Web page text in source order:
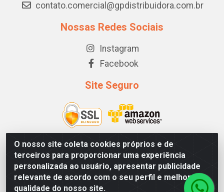
O nosso site coleta cookies próprios e de
terceiros para proporcionar uma experiência
personalizada ao usuário, apresentar publicidade
relevante de acordo com o seu perfil e melhorar a
qualidade do nosso site.
contato.comercial@gpdistribuidora.com.br
Nossas Redes Sociais
Instagram
Facebook
Site Seguro
GP DISTRIBUIDORA - STRC TRECHO 1, LOTE 03/04 CJ A - SIA
- Brasília/DF - CEP 71225-510 - CNPJ 10.881.686/0001-20